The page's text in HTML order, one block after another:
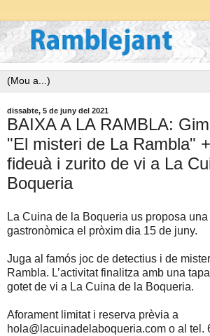
dissabte, 5 de juny del 2021
BAIXA A LA RAMBLA:
"El misteri de La Rambla"
fideuà i zurito de vi a La
Boqueria
La Cuina de la Boqueria us proposa
gastronòmica el pròxim dia 15 de juny.
Juga al famós joc de detectius i de
Rambla. L’activitat finalitza amb una
gotet de vi a La Cuina de la Boqueria.
Aforament limitat i reserva prèvia a
hola@lacuinadelaboqueria.com o al tel.